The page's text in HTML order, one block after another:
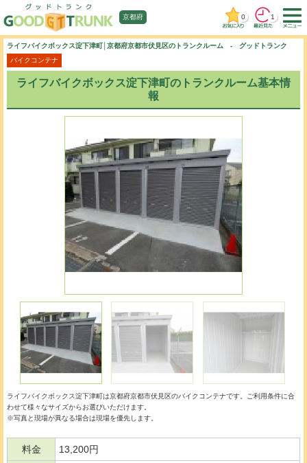
京都府 0 1
ライフバイクボックス淀下津町│京都府京都市伏見区のトランクルーム - グッドトランク
バイクコンテナ
ライフバイクボックス淀下津町のトランクルーム基本情
報
ライフバイクボックス淀下津町は京都府京都市伏見区のバイクコンテナです。ご利用条件に合
わせて様々なサイズからお選びいただけます。
※写真と現場が異なる場合は現場を優先します。
料金 13,200円